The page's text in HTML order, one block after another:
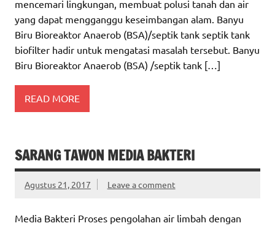
mencemari lingkungan, membuat polusi tanah dan air
yang dapat mengganggu keseimbangan alam. Banyu
Biru Bioreaktor Anaerob (BSA)/septik tank septik tank
biofilter hadir untuk mengatasi masalah tersebut. Banyu
Biru Bioreaktor Anaerob (BSA) /septik tank […]
READ MORE
SARANG TAWON MEDIA BAKTERI
Agustus 21, 2017 Leave a comment
Media Bakteri Proses pengolahan air limbah dengan